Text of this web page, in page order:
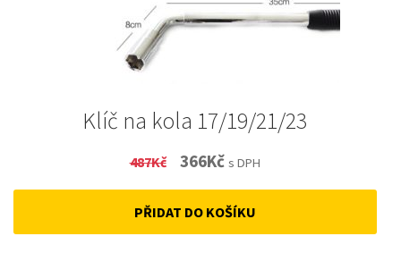
Klíč na kola 17/19/21/23
487Kč
Original
price
was:
366KčCurrent
price
is:
s DPH
PŘIDAT DO KOŠÍKU